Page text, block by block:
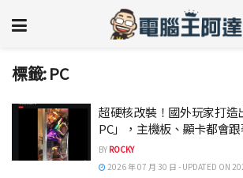
標籤:PC
超硬核改裝！國外玩家打造
PC」，主機板、顯卡都會
BY ROCKY
2026 年 07 月 30 日 - UPDATED ON